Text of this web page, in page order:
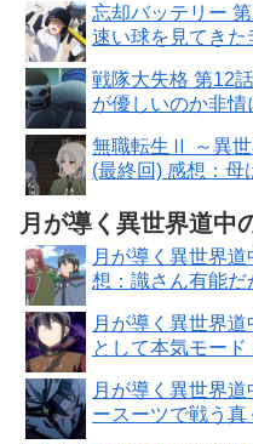
忘却バッテリー
速い球を見てきた
戦隊大失格 第12
が優しいのか非情
無職転生Ⅱ ～異
(最終回) 感想：母
月が導く異世界道中
月が導く異世界
想：識さん有能だ
月が導く異世界
として本気モード
月が導く異世界
ースーツで戦う真